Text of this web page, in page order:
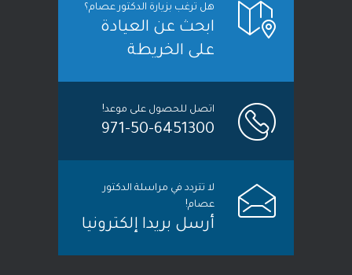
هل ترغب بزيارة الدكتور عصام؟
ابحث عن العيادة
على الخريطة
اتصل للحصول على موعد!
971-50-6451300
لا تتردد في مراسلة الدكتور
عصام!
أرسل بريدا إلكترونيا